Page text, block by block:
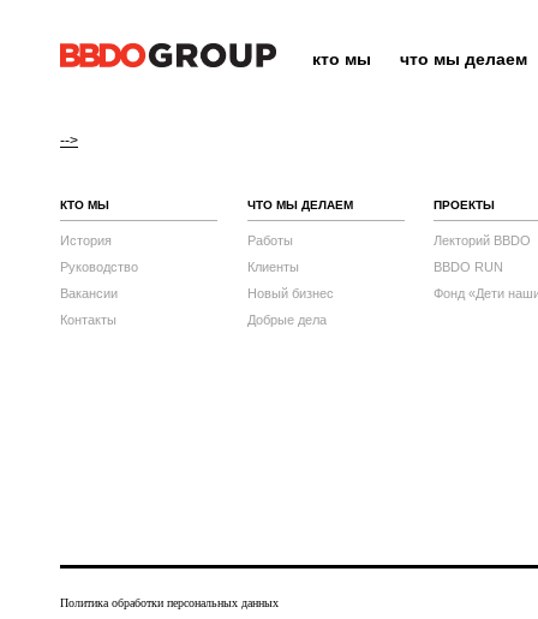
кто мы что мы делаем
-->
КТО МЫ
История
Руководство
Вакансии
Контакты
ЧТО МЫ ДЕЛАЕМ
Работы
Клиенты
Новый бизнес
Добрые дела
ПРОЕКТЫ
Лекторий BBDO
BBDO RUN
Фонд «Дети
Политика обработки персональных данных